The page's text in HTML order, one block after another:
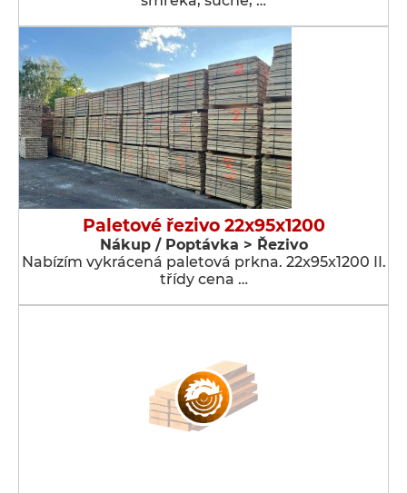
Paletové řezivo 22x95x1200
Nákup / Poptávka > Řezivo
Nabízím vykrácená paletová prkna. 22x95x1200 II.
třídy cena …